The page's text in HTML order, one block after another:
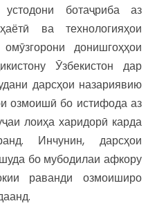
ботаҷриба аз
ва технологияҳои
донишгоҳҳои
Ӯзбекистон дар
дарсҳои назариявию
озмоишӣ бо истифода аз
лоиҳа харидорӣ карда
Инчунин, дарсҳои
бо мубодилаи афкору
раванди озмоиширо